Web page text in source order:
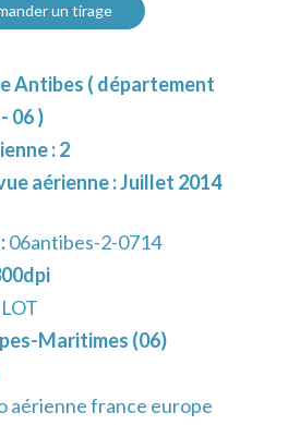
un tirage
Antibes ( département
06 )
: 2
aérienne : Juillet 2014
06antibes-2-0714
Maritimes (06)
aérienne france europe